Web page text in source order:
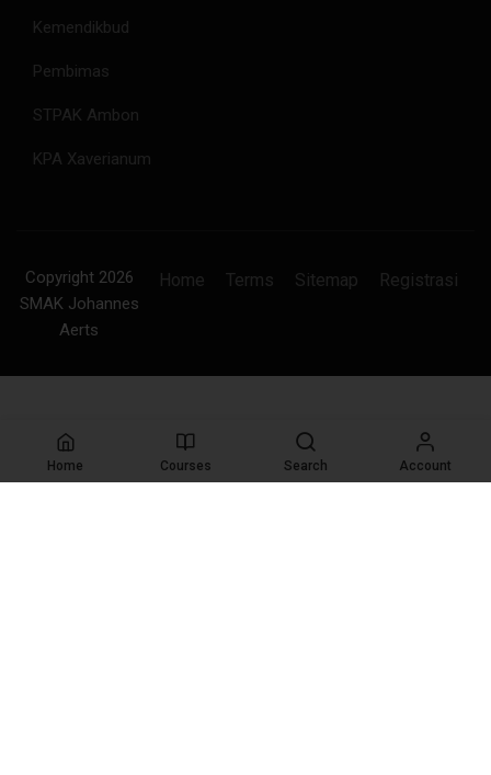
Kemendikbud
Pembimas
STPAK Ambon
KPA Xaverianum
Copyright 2026
SMAK Johannes
Aerts
Home Terms Sitemap Registrasi
Home Courses Search Account